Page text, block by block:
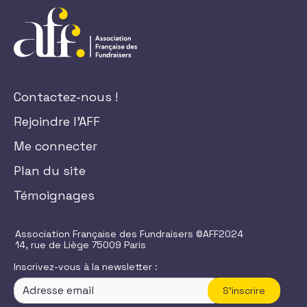
Contactez-nous !
Rejoindre l'AFF
Me connecter
Plan du site
Témoignages
Association Française des Fundraisers ©AFF2024
14, rue de Liège 75009 Paris
Inscrivez-vous à la newsletter :
S'inscrire